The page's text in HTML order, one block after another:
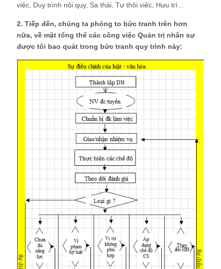
việc, Duy trình nội quy, Sa thải, Tự thôi việc, Hưu trí...
2. Tiếp đến, chúng ta phóng to bức tranh trên hơn
nữa, về mặt tổng thể các công việc Quản trị nhân sự
được tôi bao quát trong bức tranh quy trình này: